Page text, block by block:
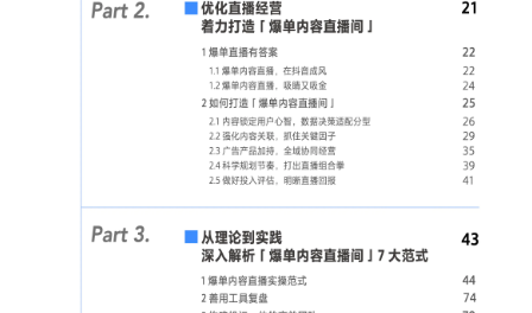
增长俱乐部
有赞商盟
社群交流
入驻有赞 认证代理商
设计服务商